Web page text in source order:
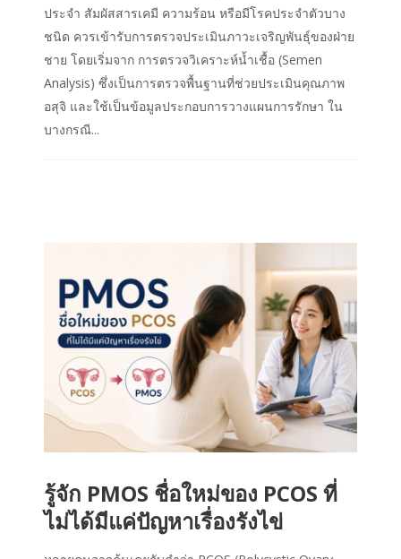
ประจำ สัมผัสสารเคมี ความร้อน หรือมีโรคประจำตัวบาง
ชนิด ควรเข้ารับการตรวจประเมินภาวะเจริญพันธุ์ของฝ่าย
ชาย โดยเริ่มจาก การตรวจวิเคราะห์น้ำเชื้อ (Semen
Analysis) ซึ่งเป็นการตรวจพื้นฐานที่ช่วยประเมินคุณภาพ
อสุจิ และใช้เป็นข้อมูลประกอบการวางแผนการรักษา ใน
บางกรณี...
รู้จัก PMOS ชื่อใหม่ของ PCOS ที่
ไม่ได้มีแค่ปัญหาเรื่องรังไข่